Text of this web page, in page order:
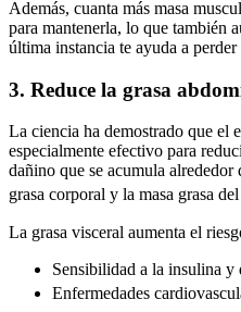
Además, cuanta más masa
para mantenerla, lo que también
última instancia te ayuda a perder
3. Reduce la grasa
La ciencia ha demostrado que el
especialmente efectivo para
dañino que se acumula
grasa corporal y la masa grasa
La grasa visceral aumenta el
Sensibilidad a la insulina y
Enfermedades